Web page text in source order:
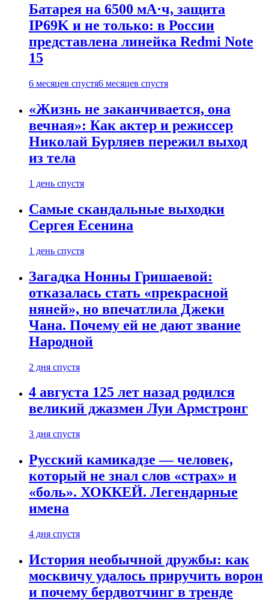
Батарея на 6500 мА·ч, защита
IP69K и не только: в России
представлена линейка Redmi Note
15
6 месяцев спустя6 месяцев спустя
«Жизнь не заканчивается, она
вечная»: Как актер и режиссер
Николай Бурляев пережил выход
из тела
1 день спустя
Самые скандальные выходки
Сергея Есенина
1 день спустя
Загадка Нонны Гришаевой:
отказалась стать «прекрасной
няней», но впечатлила Джеки
Чана. Почему ей не дают звание
Народной
2 дня спустя
4 августа 125 лет назад родился
великий джазмен Луи Армстронг
3 дня спустя
Русский камикадзе — человек,
который не знал слов «страх» и
«боль». ХОККЕЙ. Легендарные
имена
4 дня спустя
История необычной дружбы: как
москвичу удалось приручить ворон
и почему бердвотчинг в тренде